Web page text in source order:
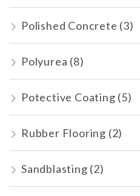
Polished Concrete (3)
Polyurea (8)
Potective Coating (5)
Rubber Flooring (2)
Sandblasting (2)